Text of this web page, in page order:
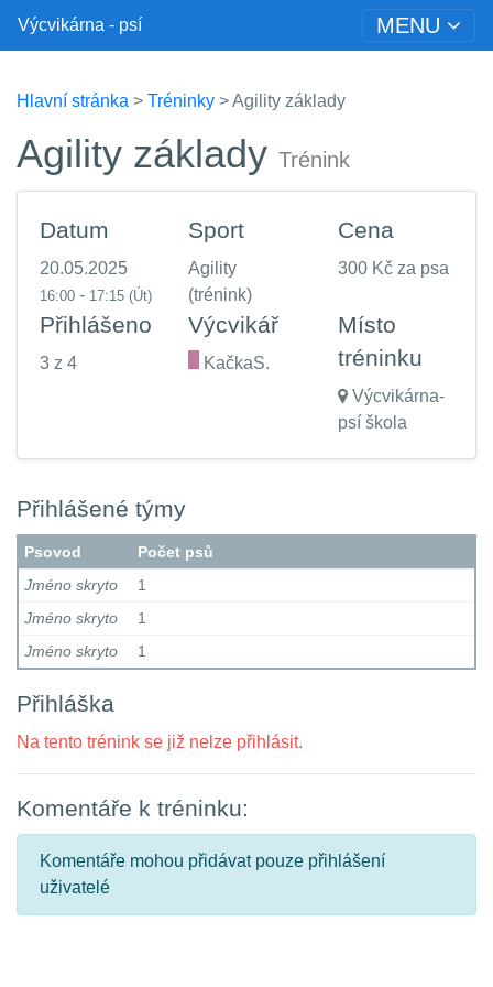
Výcvikárna - psí MENU
Hlavní stránka > Tréninky > Agility základy
Agility základy Trénink
Datum
20.05.2025
16:00 - 17:15 (Út)
Sport
Agility
(trénink)
Cena
300 Kč za psa
Přihlášeno
3 z 4
Výcvikář
KačkaS.
Místo
tréninku
Výcvikárna-
psí škola
Přihlášené týmy
Psovod
Počet psů
Jméno skryto
1
Jméno skryto
1
Jméno skryto
1
Přihláška
Na tento trénink se již nelze přihlásit.
Komentáře k tréninku:
Komentáře mohou přidávat pouze přihlášení
uživatelé